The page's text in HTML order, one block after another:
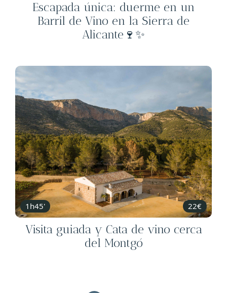
Escapada única: duerme en un
Barril de Vino en la Sierra de
Alicante🍷✨
1h45' 22€
Visita guiada y Cata de vino cerca
del Montgó